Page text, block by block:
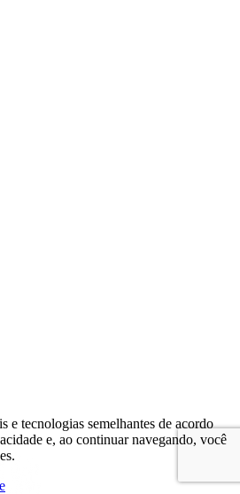
e tecnologias semelhantes de acordo
e, ao continuar navegando, você